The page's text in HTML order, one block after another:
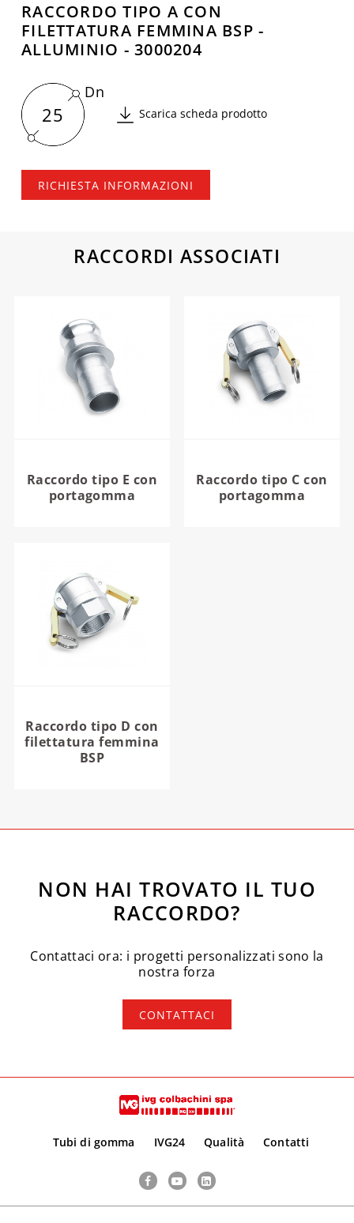
RACCORDO TIPO A CON
FILETTATURA FEMMINA BSP -
ALLUMINIO - 3000204
25
Dn
Scarica scheda prodotto
RICHIESTA INFORMAZIONI
RACCORDI ASSOCIATI
Raccordo tipo E con
portagomma
Raccordo tipo C con
portagomma
Raccordo tipo D con
filettatura femmina
BSP
NON HAI TROVATO IL TUO
RACCORDO?
Contattaci ora: i progetti personalizzati sono la
nostra forza
CONTATTACI
Tubi di gomma IVG24 Qualità Contatti
FacebookYouTubeLinkedIn